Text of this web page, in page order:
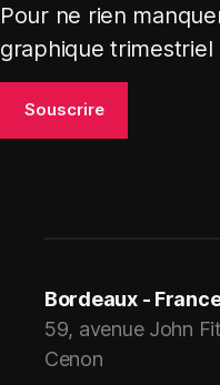
Pour ne rien
graphique trimestriel
Bordeaux -
59, avenue John
Cenon